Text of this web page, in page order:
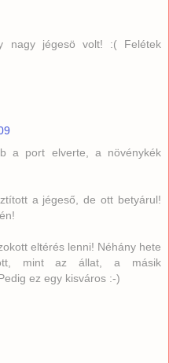
nagy jégesö volt! :( Felétek
a port elverte, a növénykék
a jégeső, de ott betyárul!
eltérés lenni! Néhány hete
mint az állat, a másik
ez egy kisváros :-)